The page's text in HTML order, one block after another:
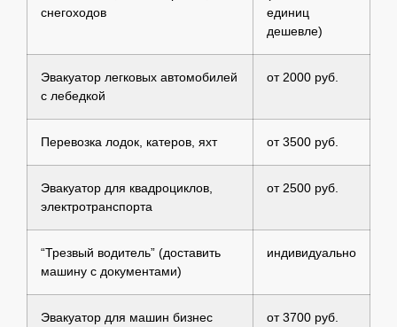
снегоходов
единиц
дешевле)
Эвакуатор легковых автомобилей
с лебедкой
от 2000 руб.
Перевозка лодок, катеров, яхт от 3500 руб.
Эвакуатор для квадроциклов,
электротранспорта
от 2500 руб.
“Трезвый водитель” (доставить
машину с документами)
индивидуально
Эвакуатор для машин бизнес
от 3700 руб.